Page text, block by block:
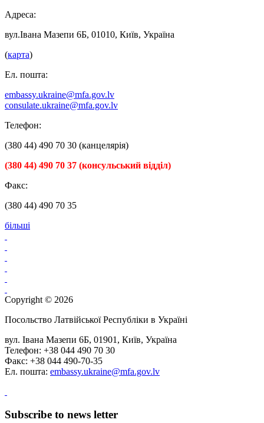
Адреса:
вул.Івана Мазепи 6Б, 01010, Київ, Україна
(карта)
Ел. пошта:
embassy.ukraine@mfa.gov.lv
consulate.ukraine@mfa.gov.lv
Телефон:
(380 44) 490 70 30 (канцелярія)
(380 44) 490 70 37 (консульський відділ)
Факс:
(380 44) 490 70 35
більші
Copyright © 2026
Посольство Латвійської Республіки в Україні
вул. Івана Мазепи 6Б, 01901, Київ, Україна
Телефон: +38 044 490 70 30
Факс: +38 044 490-70-35
Ел. пошта: embassy.ukraine@mfa.gov.lv
Subscribe to news letter